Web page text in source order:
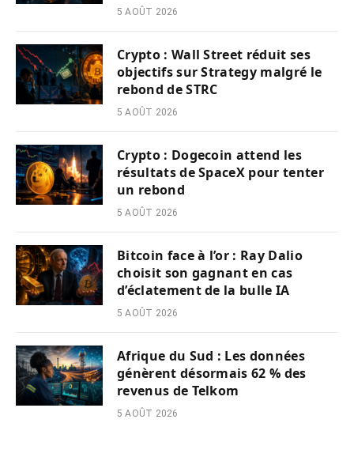
5 AOÛT 2026
Crypto : Wall Street réduit ses
objectifs sur Strategy malgré le
rebond de STRC
5 AOÛT 2026
Crypto : Dogecoin attend les
résultats de SpaceX pour tenter
un rebond
5 AOÛT 2026
Bitcoin face à l’or : Ray Dalio
choisit son gagnant en cas
d’éclatement de la bulle IA
5 AOÛT 2026
Afrique du Sud : Les données
génèrent désormais 62 % des
revenus de Telkom
5 AOÛT 2026